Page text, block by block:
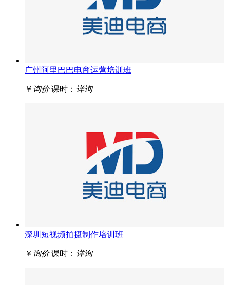
广州阿里巴巴电商运营培训班
￥ 询价 课时： 详询
深圳短视频拍摄制作培训班
￥ 询价 课时： 详询